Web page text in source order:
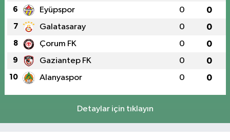
6 Eyüpspor 0 0
7 Galatasaray 0 0
8 Çorum FK 0 0
9 Gaziantep FK 0 0
10 Alanyaspor 0 0
Detaylar için tıklayın